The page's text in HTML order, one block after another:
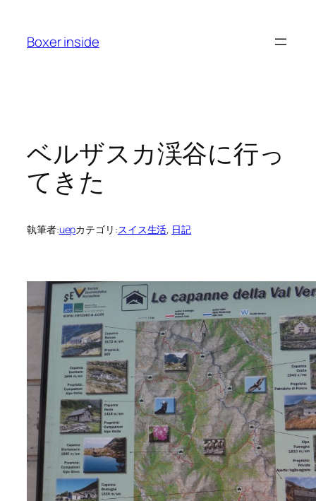
Boxer inside
ベルザスカ渓谷に行っ
てきた
執筆者:uepカテゴリ:スイス生活, 日記